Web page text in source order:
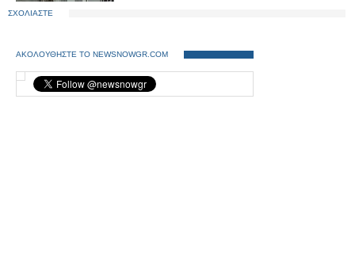
ΣΧΟΛΙΑΣΤΕ
ΑΚΟΛΟΥΘΗΣΤΕ ΤΟ NEWSNOWGR.COM